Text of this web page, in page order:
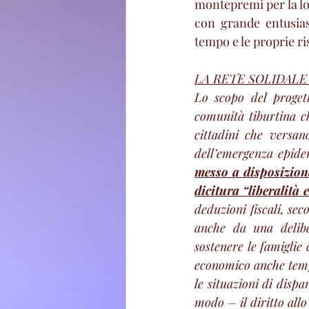
montepremi per la
con grande
tempo e le proprie
LA RETE
Lo scopo del
comunità tiburtina
cittadini che
dell’emergenza
messo a
dicitura “liberalità
deduzioni fiscali,
anche da una
sostenere le
economico anche
le situazioni di
modo – il diritto